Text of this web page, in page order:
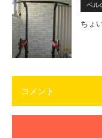
ベル
ちょ
コメント